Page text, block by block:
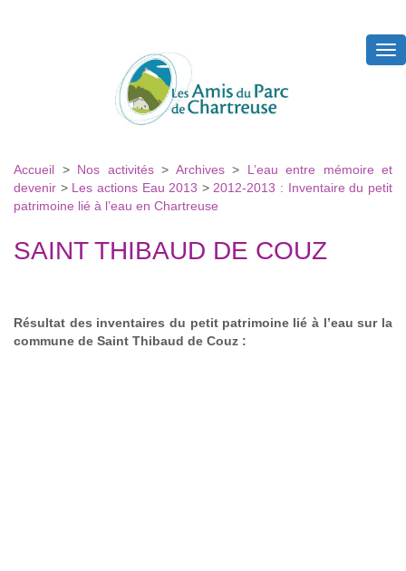
Accueil > Nos activités> Archives > L’eau entre mémoire et
devenir > Les actions Eau 2013 >2012-2013 : Inventaire du petit
patrimoine lié à l’eau en Chartreuse
SAINT THIBAUD DE COUZ
Résultat des inventaires du petit patrimoine lié à l’eau sur la
commune de Saint Thibaud de Couz :